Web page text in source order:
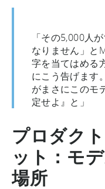
「その5,000人
なりません」と
字を当てはめる
にこう告げます
がまさにこのモ
定せよ』と」
プロダク
ット：モ
場所